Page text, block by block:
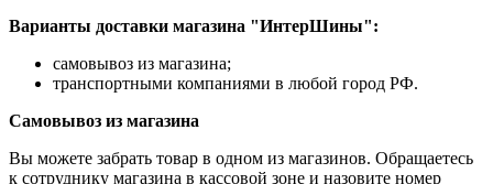
Варианты доставки магазина "ИнтерШины":
самовывоз из магазина;
транспортными компаниями в любой город РФ.
Самовывоз из магазина
Вы можете забрать товар в одном из магазинов. Обращаетесь
к сотруднику магазина в кассовой зоне и назовите номер